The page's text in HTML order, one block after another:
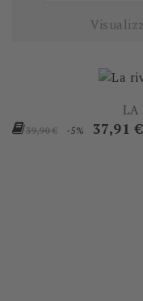
LA
Prezzo
39,90 € -5% Prezzo
37,91 €